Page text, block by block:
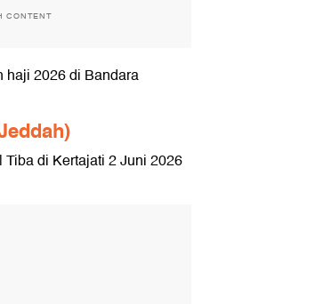
CONTENT
haji 2026 di Bandara
di Kertajati 2 Juni 2026